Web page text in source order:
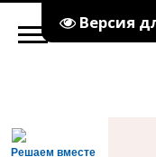
Версия
Решаем вместе